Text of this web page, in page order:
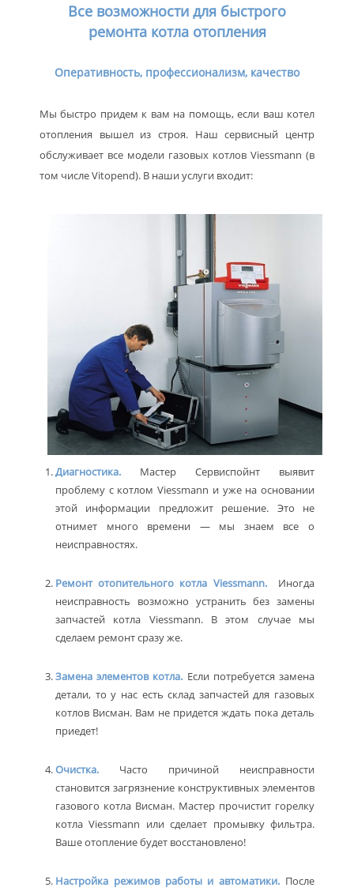
Все возможности для быстрого
ремонта котла отопления
Оперативность, профессионализм, качество
Мы быстро придем к вам на помощь, если ваш котел
отопления вышел из строя. Наш сервисный центр
обслуживает все модели газовых котлов Viessmann (в
том числе Vitopend). В наши услуги входит:
Диагностика. Мастер Сервиспойнт выявит
проблему с котлом Viessmann и уже на основании
этой информации предложит решение. Это не
отнимет много времени — мы знаем все о
неисправностях.
Ремонт отопительного котла Viessmann.Иногда
неисправность возможно устранить без замены
запчастей котла Viessmann. В этом случае мы
сделаем ремонт сразу же.
Замена элементов котла. Если потребуется замена
детали, то у нас есть склад запчастей для газовых
котлов Висман. Вам не придется ждать пока деталь
приедет!
Очистка. Часто причиной неисправности
становится загрязнение конструктивных элементов
газового котла Висман. Мастер прочистит горелку
котла Viessmann или сделает промывку фильтра.
Ваше отопление будет восстановлено!
Настройка режимов работы и автоматики. После